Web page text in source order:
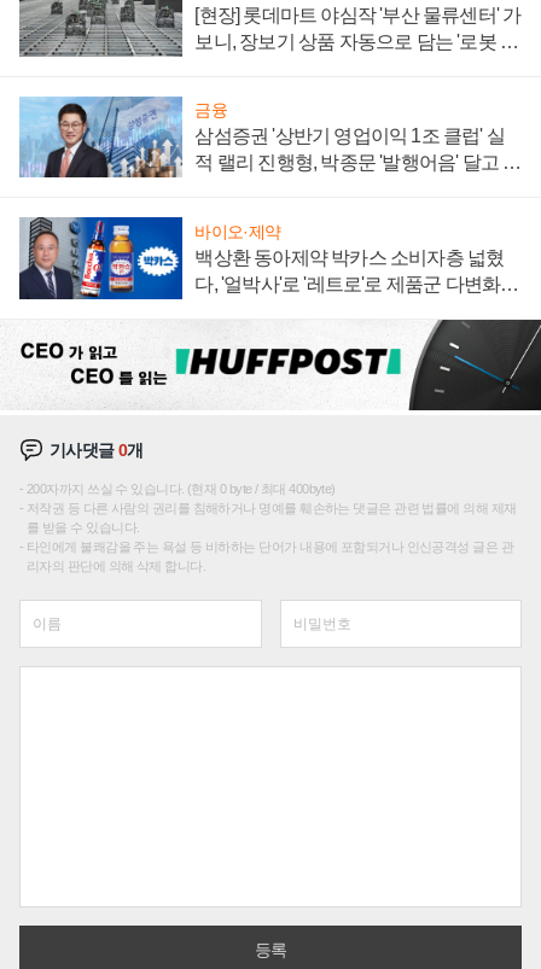
[현장] 롯데마트 야심작 '부산 물류센터' 가
보니, 장보기 상품 자동으로 담는 '로봇 40
금융
삼섬증권 '상반기 영업이익 1조 클럽' 실
적 랠리 진행형, 박종문 '발행어음' 달고 연
바이오·제약
백상환 동아제약 박카스 소비자층 넓혔
다, '얼박사'로 '레트로'로 제품군 다변화
기사댓글0개
200자까지 쓰실 수 있습니다. (현재 0 byte / 최대 400byte)
저작권 등 다른 사람의 권리를 침해하거나 명예를 훼손하는 댓글은 관련 법률에 의해 제재
를 받을 수 있습니다.
타인에게 불쾌감을 주는 욕설 등 비하하는 단어가 내용에 포함되거나 인신공격성 글은 관
리자의 판단에 의해 삭제 합니다.